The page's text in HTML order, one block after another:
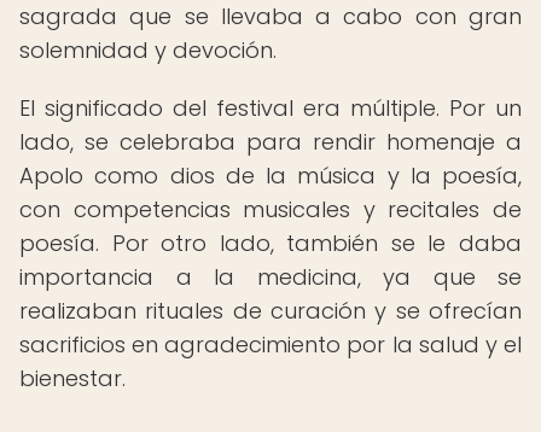
sagrada que se llevaba a cabo con gran
solemnidad y devoción.
El significado del festival era múltiple. Por un
lado, se celebraba para rendir homenaje a
Apolo como dios de la música y la poesía,
con competencias musicales y recitales de
poesía. Por otro lado, también se le daba
importancia a la medicina, ya que se
realizaban rituales de curación y se ofrecían
sacrificios en agradecimiento por la salud y el
bienestar.